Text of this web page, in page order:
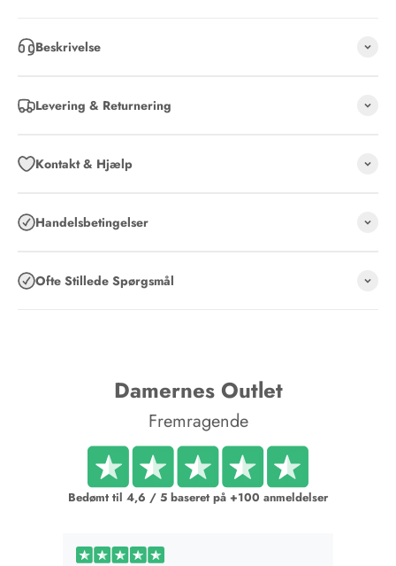
Beskrivelse
Levering & Returnering
Kontakt & Hjælp
Handelsbetingelser
Ofte Stillede Spørgsmål
Damernes Outlet
Fremragende
Bedømt til 4,6 / 5 baseret på +100 anmeldelser